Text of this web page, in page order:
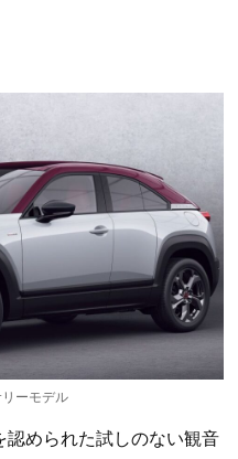
ーモデル
められた試しのない観音